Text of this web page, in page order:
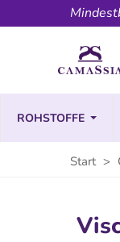
ROHSTOFFE
Start >